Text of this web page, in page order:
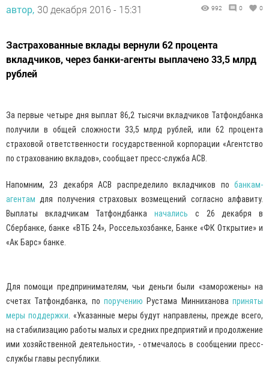
автор, 30 декабря 2016 - 15:31 992 0 0
Застрахованные вклады вернули 62 процента
вкладчиков, через банки-агенты выплачено 33,5 млрд
рублей
За первые четыре дня выплат 86,2 тысячи вкладчиков Татфондбанка
получили в общей сложности 33,5 млрд рублей, или 62 процента
страховой ответственности государственной корпорации «Агентство
по страхованию вкладов», сообщает пресс-служба АСВ.
Напомним, 23 декабря АСВ распределило вкладчиков по банкам-
агентам для получения страховых возмещений согласно алфавиту.
Выплаты вкладчикам Татфондбанканачались с 26 декабря в
Сбербанке, банке «ВТБ 24», Россельхозбанке, Банке «ФК Открытие» и
«Ак Барс» банке.
Для помощи предпринимателям, чьи деньги были «заморожены» на
счетах Татфондбанка, по поручению Рустама Минниханова приняты
меры поддержки . «Указанные меры будут направлены, прежде всего,
на стабилизацию работы малых и средних предприятий и продолжение
ими хозяйственной деятельности», - отмечалось в сообщении пресс-
службы главы республики.